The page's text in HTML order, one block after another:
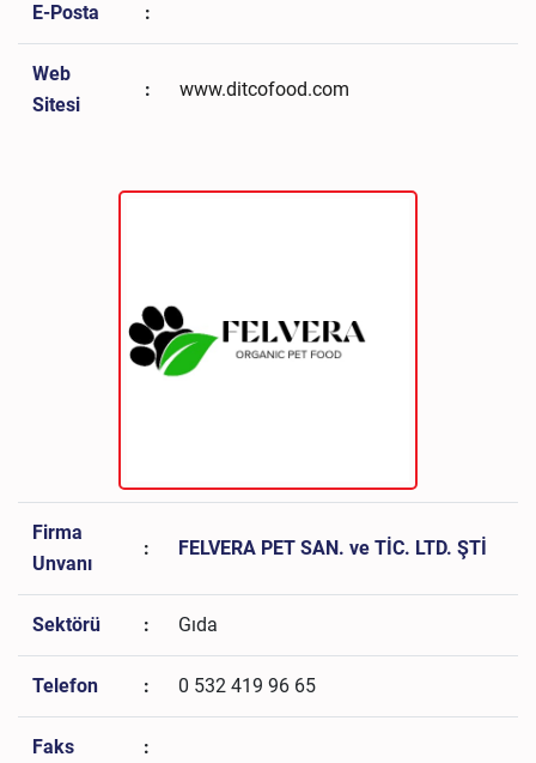
E-Posta :
Web
Sitesi
: www.ditcofood.com
Firma
Unvanı
: FELVERA PET SAN. ve TİC. LTD. ŞTİ
Sektörü : Gıda
Telefon : 0 532 419 96 65
Faks :